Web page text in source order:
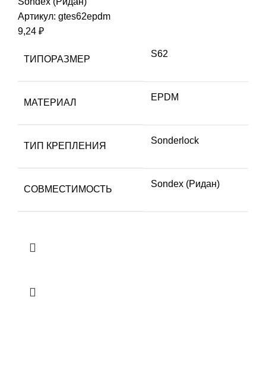
Артикул: gtes62epdm
9,24 ₽
ТИПОРАЗМЕР
S62
МАТЕРИАЛ
EPDM
ТИП КРЕПЛЕНИЯ
Sonderlock
СОВМЕСТИМОСТЬ
Sondex (Ридан)